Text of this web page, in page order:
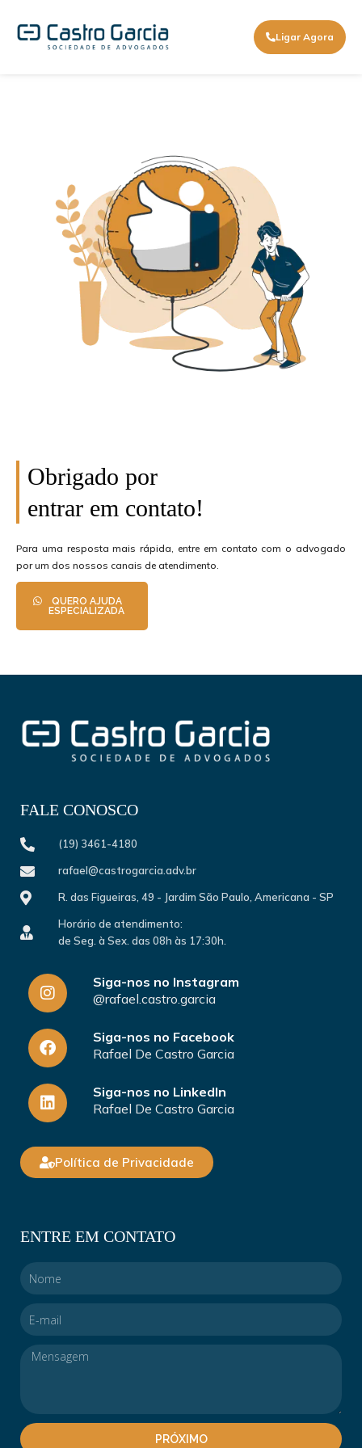
Ligar Agora
Obrigado por
entrar em contato!
Para uma resposta mais rápida, entre em contato com o advogado
por um dos nossos canais de atendimento.
QUERO AJUDA
ESPECIALIZADA
FALE CONOSCO
(19) 3461-4180
rafael@castrogarcia.adv.br
R. das Figueiras, 49 - Jardim São Paulo, Americana - SP
Horário de atendimento:
de Seg. à Sex. das 08h às 17:30h.
Siga-nos no Instagram
@rafael.castro.garcia
Siga-nos no Facebook
Rafael De Castro Garcia
Siga-nos no LinkedIn
Rafael De Castro Garcia
Política de Privacidade
ENTRE EM CONTATO
PRÓXIMO